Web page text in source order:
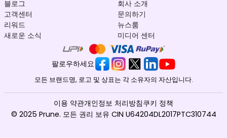
블로그
고객센터
리워드
새로운 소식
회사 소개
문의하기
뉴스룸
미디어 센터
팔로우하세요
모든 브랜드명, 로고 및 상표는 각 소유자의 자산입니다.
© 2025 Prune. 모든 권리 보유 CIN U64204DL2017PTC310744
이용 약관개인정보 처리방침쿠키 정책